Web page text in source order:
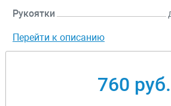
Рукоятки
Перейти к описанию
760 руб.